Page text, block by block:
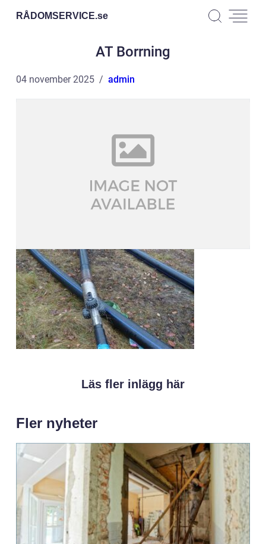
RÅDOMSERVICE.se
AT Borrning
04 november 2025 admin
Läs fler inlägg här
Fler nyheter